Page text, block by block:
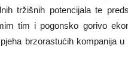
tržišnih potencijala te
tim i pogonsko gorivo
brzorastućih kompanija